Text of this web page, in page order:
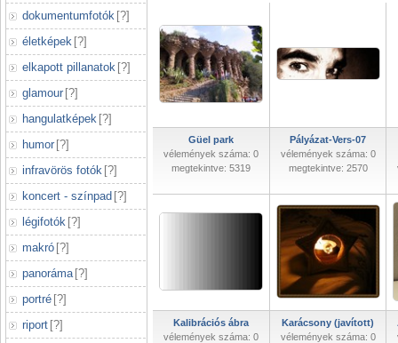
dokumentumfotók [?]
életképek [?]
elkapott pillanatok [?]
glamour [?]
hangulatképek [?]
humor [?]
infravörös fotók [?]
koncert - színpad [?]
légifotók [?]
makró [?]
panoráma [?]
portré [?]
riport [?]
Güel park
vélemények száma: 0
megtekintve: 5319
Pályázat-Vers-07
vélemények száma: 0
megtekintve: 2570
Kalibrációs ábra
vélemények száma: 0
Karácsony (javított)
vélemények száma: 0